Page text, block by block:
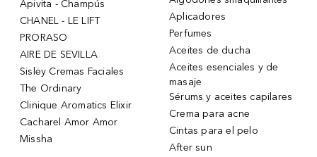
Apivita - Champús
CHANEL - LE LIFT
PRORASO
AIRE DE SEVILLA
Sisley Cremas Faciales
The Ordinary
Clinique Aromatics Elixir
Cacharel Amor Amor
Missha
Aplicadores
Perfumes
Aceites de ducha
Aceites esenciales y de
masaje
Sérums y aceites capilares
Crema para acne
Cintas para el pelo
After sun